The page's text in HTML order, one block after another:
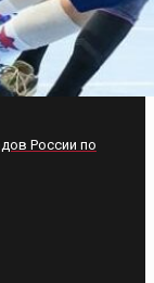
России по